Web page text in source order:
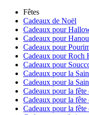
Fêtes
Cadeaux de Noël
Cadeaux pour
Cadeaux pour
Cadeaux pour
Cadeaux pour Roch
Cadeaux pour
Cadeaux pour la
Cadeaux pour la
Cadeaux pour la fête
Cadeaux pour la fête
Cadeaux pour la fête